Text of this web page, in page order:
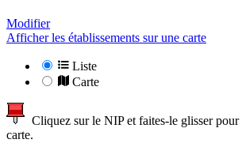
Modifier
Afficher les établissements sur une carte
Liste
Carte
Cliquez sur le NIP et faites-le glisser
carte.